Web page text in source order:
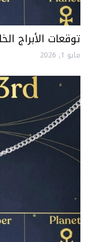
توقعات الأبراج
مايو 1, 2026